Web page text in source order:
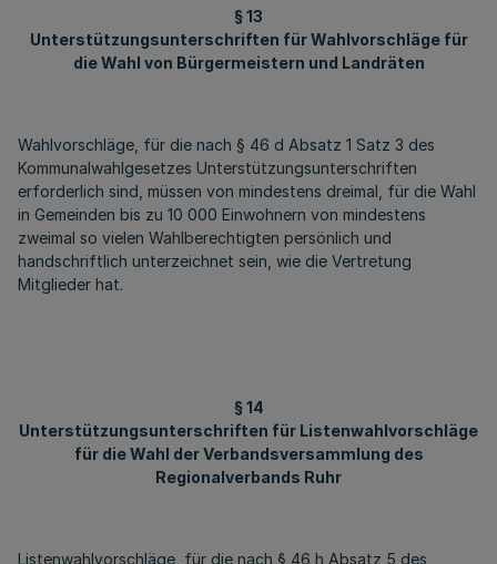
§ 13
Unterstützungsunterschriften für Wahlvorschläge für
die Wahl von Bürgermeistern und Landräten
Wahlvorschläge, für die nach § 46 d Absatz 1 Satz 3 des
Kommunalwahlgesetzes Unterstützungsunterschriften
erforderlich sind, müssen von mindestens dreimal, für die Wahl
in Gemeinden bis zu 10 000 Einwohnern von mindestens
zweimal so vielen Wahlberechtigten persönlich und
handschriftlich unterzeichnet sein, wie die Vertretung
Mitglieder hat.
§ 14
Unterstützungsunterschriften für Listenwahlvorschläge
für die Wahl der Verbandsversammlung des
Regionalverbands Ruhr
Listenwahlvorschläge, für die nach § 46 h Absatz 5 des